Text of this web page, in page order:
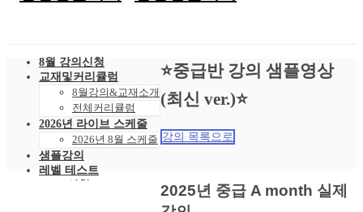
8월 강의신청
교재및커리큘럼
8월강의&교재소개
전체커리큘럼
2026년 라이브 스케줄
2026년 8월 스케줄
샘플강의
레벨 테스트
⭐중급반 강의 샘플영상
(최신 ver.)⭐
강의 목록으로
2025년 중급 A month 실제